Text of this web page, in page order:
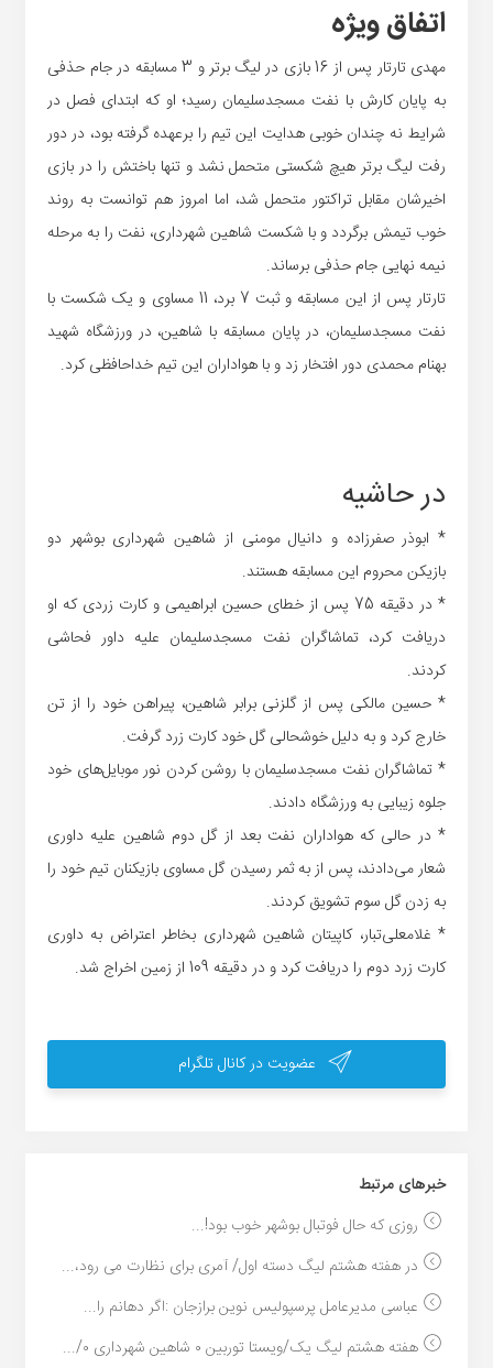
اتفاق ویژه
مهدی تارتار پس از 16 بازی در لیگ برتر و 3 مسابقه در جام حذفی
به پایان کارش با نفت مسجدسلیمان رسید؛ او که ابتدای فصل در
شرایط نه چندان خوبی هدایت این تیم را برعهده گرفته بود، در دور
رفت لیگ برتر هیچ شکستی متحمل نشد و تنها باختش را در بازی
اخیرشان مقابل تراکتور متحمل شد، اما امروز هم توانست به روند
خوب تیمش برگردد و با شکست شاهین شهرداری، نفت را به مرحله
نیمه نهایی جام حذفی برساند.
تارتار پس از این مسابقه و ثبت 7 برد، 11 مساوی و یک شکست با
نفت مسجدسلیمان، در پایان مسابقه با شاهین، در ورزشگاه شهید
بهنام محمدی دور افتخار زد و با هواداران این تیم خداحافظی کرد.
در حاشیه
* ابوذر صفرزاده و دانیال مومنی از شاهین شهرداری بوشهر دو
بازیکن محروم این مسابقه هستند.
* در دقیقه 75 پس از خطای حسین ابراهیمی و کارت زردی که او
دریافت کرد، تماشاگران نفت مسجدسلیمان علیه داور فحاشی
کردند.
* حسین مالکی پس از گلزنی برابر شاهین، پیراهن خود را از تن
خارج کرد و به دلیل خوشحالی گل خود کارت زرد گرفت.
* تماشاگران نفت مسجدسلیمان با روشن کردن نور موبایل‌های خود
جلوه زیبایی به ورزشگاه دادند.
* در حالی که هواداران نفت بعد از گل دوم شاهین علیه داوری
شعار می‌دادند، پس از به ثمر رسیدن گل مساوی بازیکنان تیم خود را
به زدن گل سوم تشویق کردند.
* غلامعلی‌تبار، کاپیتان شاهین شهرداری بخاطر اعتراض به داوری
کارت زرد دوم را دریافت کرد و در دقیقه 109 از زمین اخراج شد.
عضویت در کانال تلگرام
خبر‌های مرتبط
روزی که حال فوتبال بوشهر خوب بود!...
در هفته هشتم لیگ دسته اول/ آمری برای نظارت می رود،...
عباسی مدیرعامل پرسپولیس نوین برازجان :اگر دهانم را...
هفته هشتم لیگ یک/ویستا توربین ۰ شاهین شهرداری ۰/...